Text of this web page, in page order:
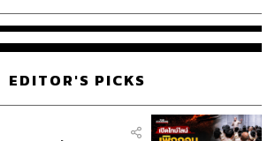
EDITOR'S PICKS